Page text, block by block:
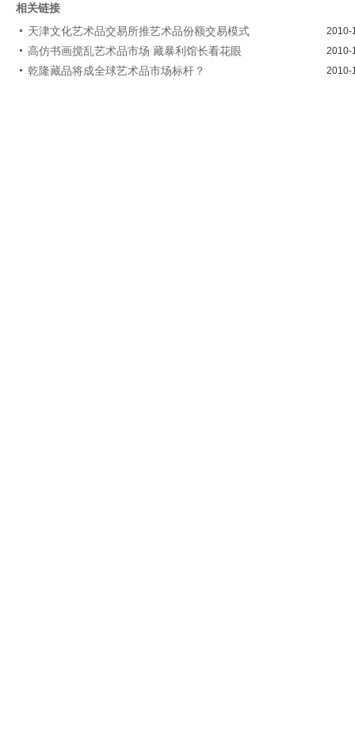
相关链接
天津文化艺术品交易所推艺术品份额交易模式
2010-
高仿书画搅乱艺术品市场 藏暴利馆长看花眼 2010-
乾隆藏品将成全球艺术品市场标杆？ 2010-